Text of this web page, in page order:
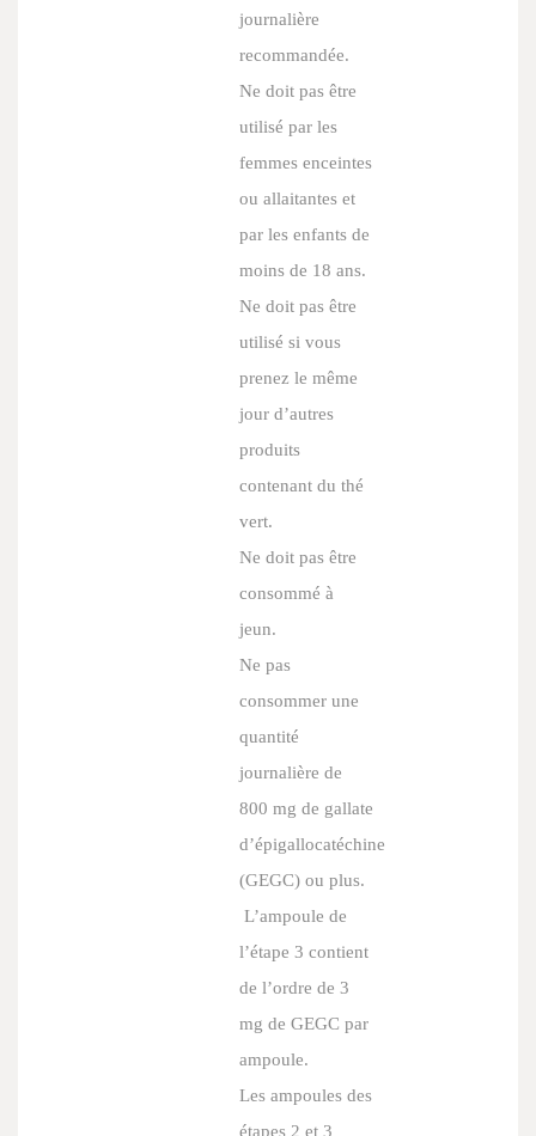
journalière
recommandée.
Ne doit pas être
utilisé par les
femmes enceintes
ou allaitantes et
par les enfants de
moins de 18 ans.
Ne doit pas être
utilisé si vous
prenez le même
jour d’autres
produits
contenant du thé
vert.
Ne doit pas être
consommé à
jeun.
Ne pas
consommer une
quantité
journalière de
800 mg de gallate
d’épigallocatéchine
(GEGC) ou plus.
L’ampoule de
l’étape 3 contient
de l’ordre de 3
mg de GEGC par
ampoule.
Les ampoules des
étapes 2 et 3